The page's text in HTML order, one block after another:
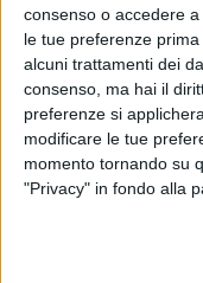
consenso o accedere
le tue preferenze prima
alcuni trattamenti dei
consenso, ma hai il
preferenze si
modificare le tue
momento tornando su
"Privacy" in fondo alla
Per chi, invece,
Milano, c'è ora una
infatti annunciate
l'appuntamento del